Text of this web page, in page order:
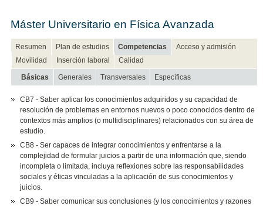
Máster Universitario en Física Avanzada
Resumen Plan de estudios Competencias
Acceso y admisión
Movilidad
Inserción laboral Calidad
Básicas Generales Transversales Específicas
CB7 - Saber aplicar los conocimientos adquiridos y su capacidad de
resolución de problemas en entornos nuevos o poco conocidos dentro de
contextos más amplios (o multidisciplinares) relacionados con su área de
estudio.
CB8 - Ser capaces de integrar conocimientos y enfrentarse a la
complejidad de formular juicios a partir de una información que, siendo
incompleta o limitada, incluya reflexiones sobre las responsabilidades
sociales y éticas vinculadas a la aplicación de sus conocimientos y
juicios.
CB9 - Saber comunicar sus conclusiones (y los conocimientos y razones